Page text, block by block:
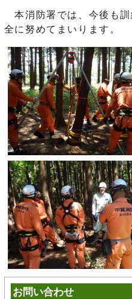
本消防署では、今後も
全に努めてまいります。
お問い合わせ